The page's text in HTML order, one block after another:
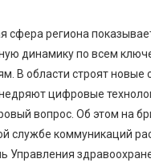
сфера региона
динамику по всем
В области строят новые
цифровые
вопрос. Об этом на
службе коммуникаций
Управления